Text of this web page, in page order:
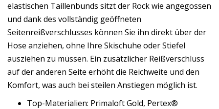
elastischen Taillenbunds sitzt der Rock wie angegossen
und dank des vollständig geöffneten
Seitenreißverschlusses können Sie ihn direkt über der
Hose anziehen, ohne Ihre Skischuhe oder Stiefel
ausziehen zu müssen. Ein zusätzlicher Reißverschluss
auf der anderen Seite erhöht die Reichweite und den
Komfort, was auch bei steilen Anstiegen möglich ist.
Top-Materialien: Primaloft Gold, Pertex®